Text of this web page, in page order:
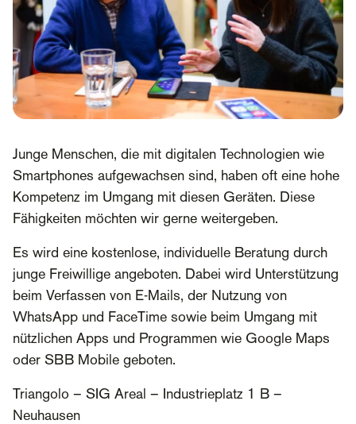
Junge Menschen, die mit digitalen Technologien wie
Smartphones aufgewachsen sind, haben oft eine hohe
Kompetenz im Umgang mit diesen Geräten. Diese
Fähigkeiten möchten wir gerne weitergeben.
Es wird eine kostenlose, individuelle Beratung durch
junge Freiwillige angeboten. Dabei wird Unterstützung
beim Verfassen von E-Mails, der Nutzung von
WhatsApp und FaceTime sowie beim Umgang mit
nützlichen Apps und Programmen wie Google Maps
oder SBB Mobile geboten.
Triangolo – SIG Areal – Industrieplatz 1 B –
Neuhausen